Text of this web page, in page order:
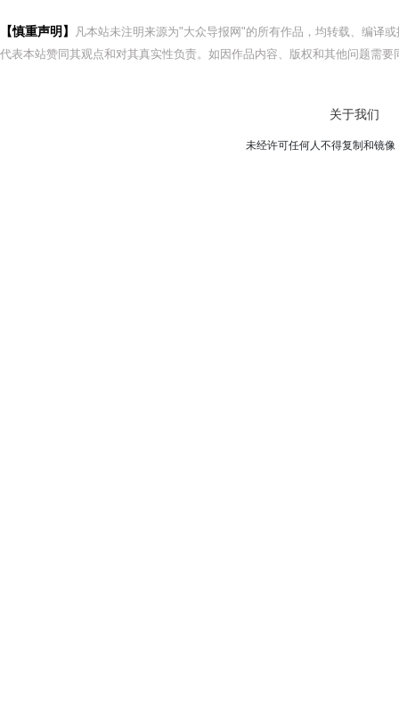
【慎重声明】
凡本站未注明来源为"大众导报网"的所有作品，均转载、编译
代表本站赞同其观点和对其真实性负责。如因作品内容、版权和其他问题需
关于我们
未经许可任何人不得复制和镜